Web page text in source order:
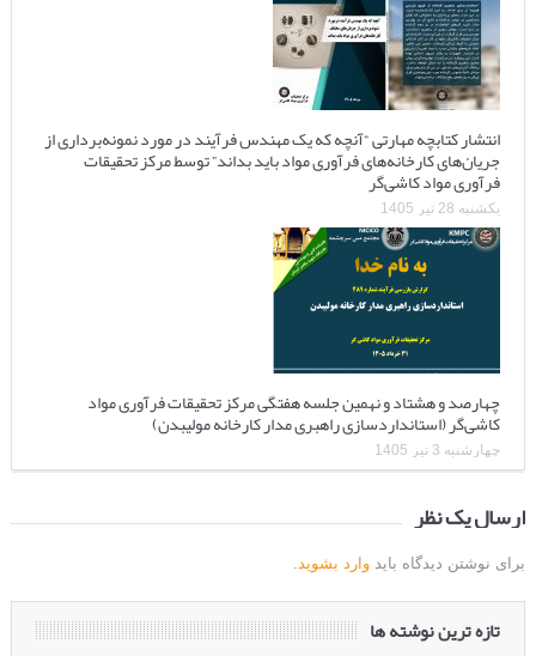
انتشار کتابچه مهارتی “آنچه که یک مهندس فرآیند در مورد نمونه‌برداری از
جریان‌های کارخانه‌های فرآوری مواد باید بداند” توسط مرکز تحقیقات
فرآوری مواد کاشی‌گر
یکشنبه 28 تیر 1405
چهارصد و هشتاد و نهمین جلسه هفتگی مرکز تحقیقات فرآوری مواد
کاشی‌گر (استانداردسازی راهبری مدار کارخانه مولیبدن)
چهارشنبه 3 تیر 1405
ارسال یک نظر
برای نوشتن دیدگاه باید وارد بشوید
تازه ترین نوشته ها